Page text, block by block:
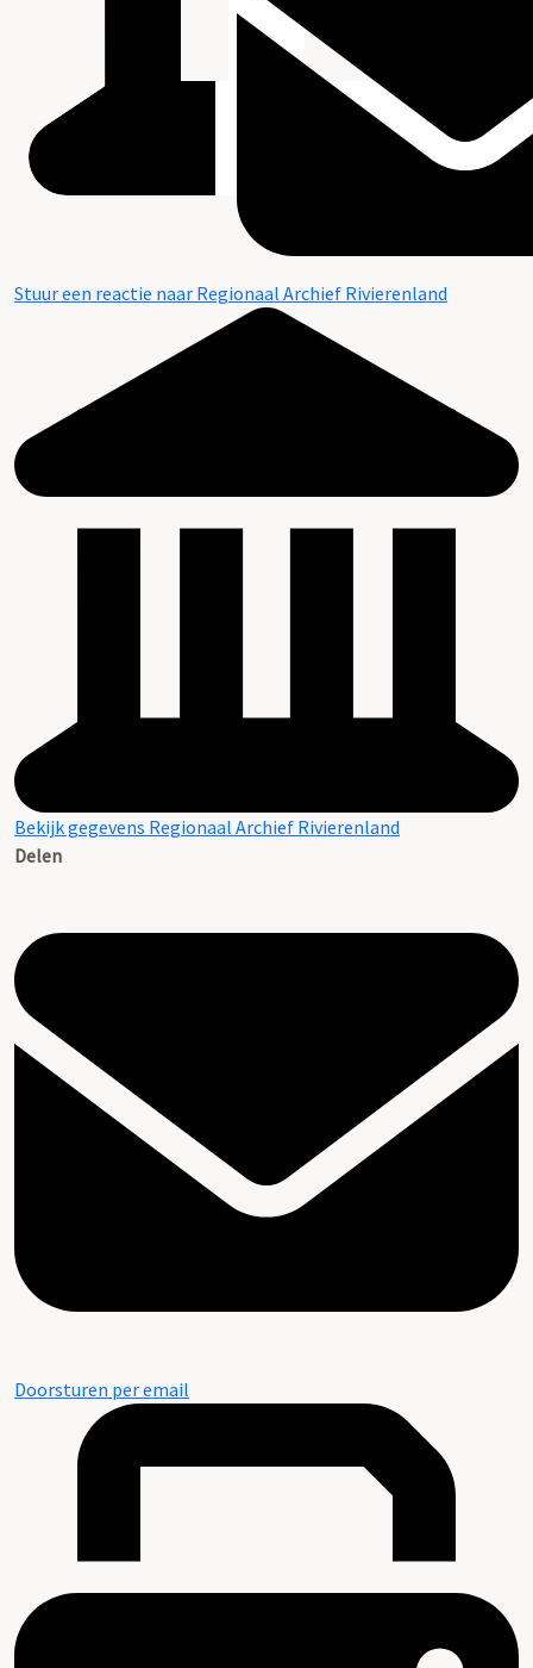
Stuur een reactie naar Regionaal Archief Rivierenland
Bekijk gegevens Regionaal Archief Rivierenland
Delen
Doorsturen per email